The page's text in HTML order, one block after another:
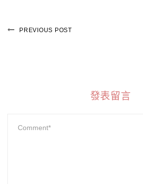
PREVIOUS POST
發表留言